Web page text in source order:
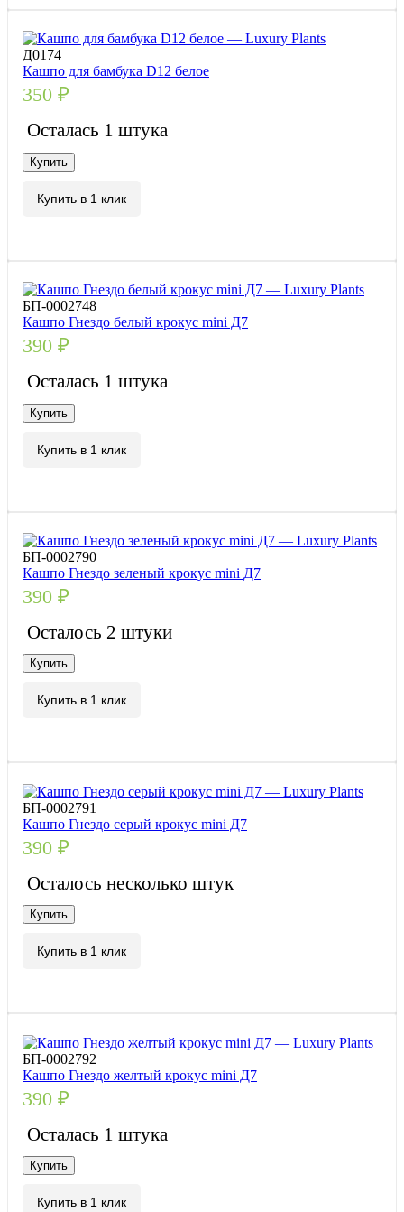
Д0174
Кашпо для бамбука D12 белое
350 ₽
Осталась 1 штука
Купить
Купить в 1 клик
БП-0002748
Кашпо Гнездо белый крокус mini Д7
390 ₽
Осталась 1 штука
Купить
Купить в 1 клик
БП-0002790
Кашпо Гнездо зеленый крокус mini Д7
390 ₽
Осталось 2 штуки
Купить
Купить в 1 клик
БП-0002791
Кашпо Гнездо серый крокус mini Д7
390 ₽
Осталось несколько штук
Купить
Купить в 1 клик
БП-0002792
Кашпо Гнездо желтый крокус mini Д7
390 ₽
Осталась 1 штука
Купить
Купить в 1 клик